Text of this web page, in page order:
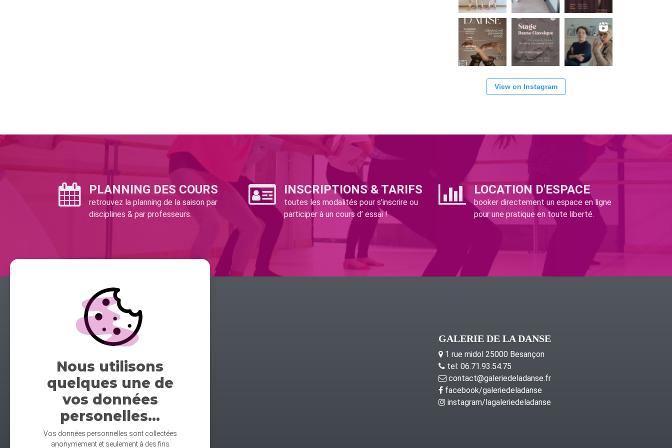
View on Instagram
PLANNING DES COURS
retrouvez la planning de la saison par
disciplines & par professeurs.
INSCRIPTIONS & TARIFS
toutes les modalités pour s’inscrire ou
participer à un cours d’ essai !
LOCATION D'ESPACE
booker directement un espace en ligne
pour une pratique en toute liberté.
GALERIE DE LA DANSE
1 rue midol 25000 Besançon
tel: 06.71.93.54.75
contact@galeriedeladanse.fr
facebook/galeriedeladanse
instagram/lagaleriedeladanse
Nous utilisons
quelques une de
vos données
personelles...
Vos données personnelles sont collectées
anonymement et seulement à des fins